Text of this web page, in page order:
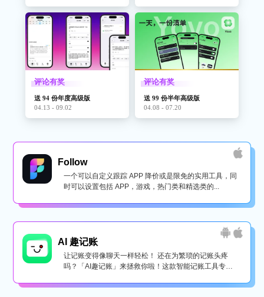
评论有奖
送 94 份年度高级版
04.13 - 09.02
评论有奖
送 99 份半年高级版
04.08 - 07.20
Follow
一个可以自定义跟踪 APP 降价或是限免的实用工具，同
时可以设置包括 APP，游戏，热门类和精选类的...
AI 趣记账
让记账变得像聊天一样轻松！ 还在为繁琐的记账头疼
吗？「AI趣记账」来拯救你啦！这款智能记账工具专为